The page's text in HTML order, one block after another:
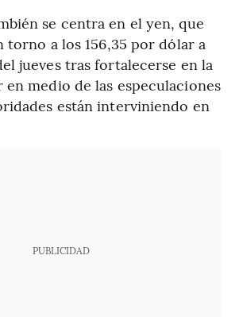
se centra en el yen, que
torno a los 156,35 por dólar a
jueves tras fortalecerse en la
medio de las especulaciones
están interviniendo en
PUBLICIDAD